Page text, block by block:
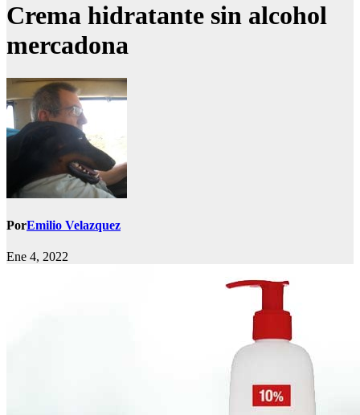
Crema hidratante sin alcohol
mercadona
PorEmilio Velazquez
Ene 4, 2022